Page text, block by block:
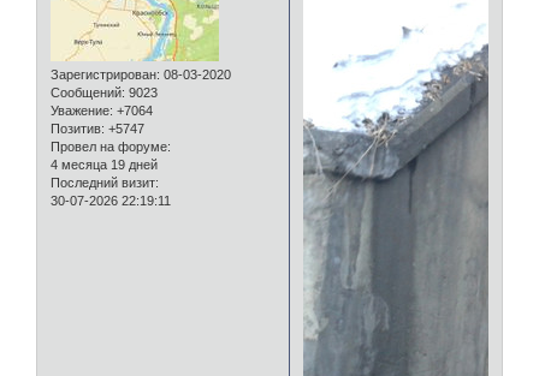
Зарегистрирован: 08-03-2020
Сообщений: 9023
Уважение: +7064
Позитив: +5747
Провел на форуме:
4 месяца 19 дней
Последний визит:
30-07-2026 22:19:11